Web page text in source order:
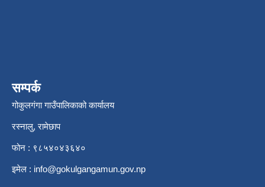
सम्पर्क
गोकुलगंगा गाउँपालिकाको कार्यालय
रस्नालु, रामेछाप
फोन : ९८५४०४३६४०
इमेल : info@gokulgangamun.gov.np